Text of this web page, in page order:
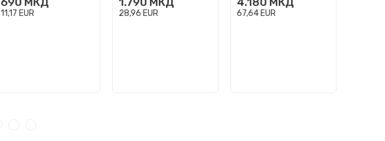
Pebeo, Gedeo
Moulds - Wild An...
11,17 EUR
150мл
28,96 EUR
Crystal Resin, 750мл
67,64 EUR